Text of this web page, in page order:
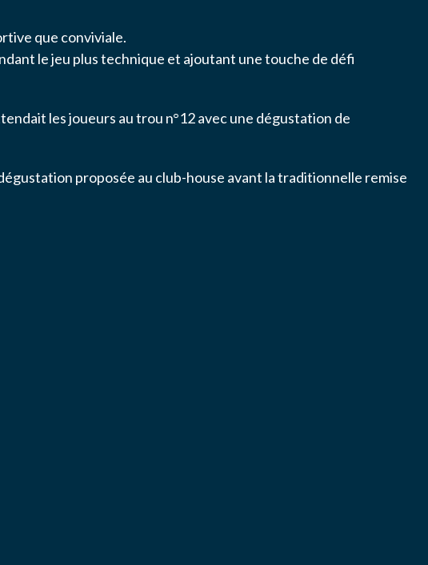
que conviviale.
le jeu plus technique et ajoutant une touche de défi
les joueurs au trou n°12 avec une dégustation de
proposée au club-house avant la traditionnelle remise